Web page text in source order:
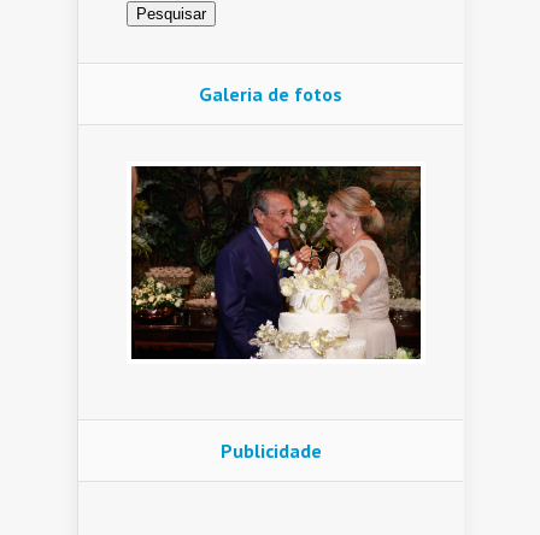
Galeria de fotos
Publicidade